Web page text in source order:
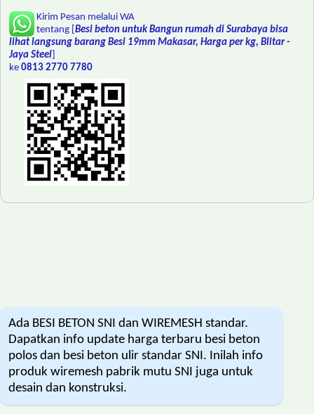
Kirim Pesan melalui WA
tentang [ Besi beton untuk Bangun rumah di Surabaya bisa
lihat langsung barang Besi 19mm Makasar, Harga per kg, Blitar -
Jaya Steel
ke 0813 2770 7780
Ada BESI BETON SNI dan WIREMESH standar.
Dapatkan info update harga terbaru besi beton
polos dan besi beton ulir standar SNI. Inilah info
produk wiremesh pabrik mutu SNI juga untuk
desain dan konstruksi.